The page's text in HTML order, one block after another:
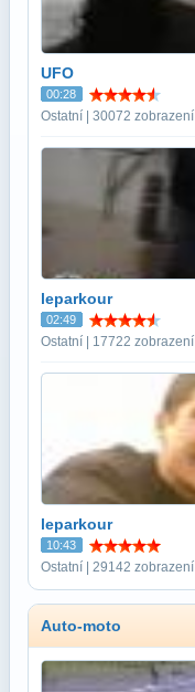
UFO
00:28
Ostatní | 30072 zobrazení
leparkour
02:49
Ostatní | 17722 zobrazení
leparkour
10:43
Ostatní | 29142 zobrazení
Auto-moto